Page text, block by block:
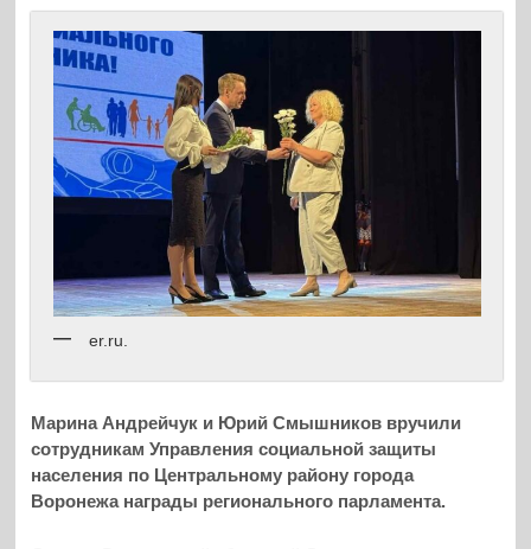
er.ru.
Марина Андрейчук и Юрий Смышников вручили
сотрудникам Управления социальной защиты
населения по Центральному району города
Воронежа награды регионального парламента.